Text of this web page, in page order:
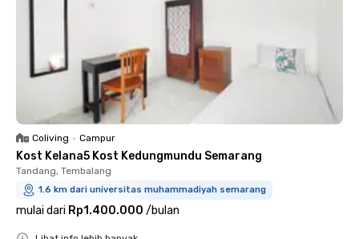
Coliving • Campur
Kost Kelana5 Kost Kedungmundu Semarang
Tandang, Tembalang
1.6 km dari universitas muhammadiyah semarang
mulai dari Rp1.400.000 /bulan